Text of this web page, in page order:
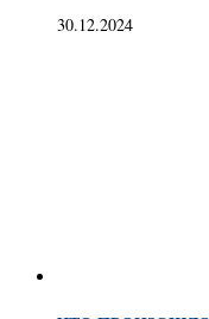
30.12.2024